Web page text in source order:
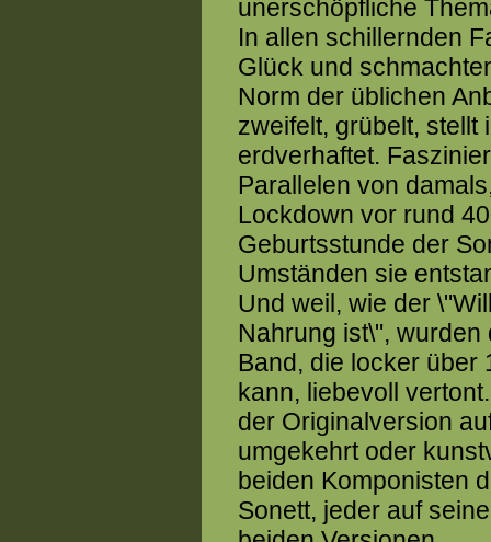
unerschöpfliche
In allen schillernden
Glück und
Norm der üblichen
zweifelt, grübelt, stellt
erdverhaftet.
Parallelen von
Lockdown vor rund
Geburtsstunde der
Umständen sie
Und weil, wie der
Nahrung ist\",
Band, die locker über
kann, liebevoll
der Originalversion
umgekehrt oder
beiden Komponisten
Sonett, jeder auf